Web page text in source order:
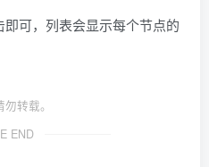
可，列表会显示每个节点的
转载。
END